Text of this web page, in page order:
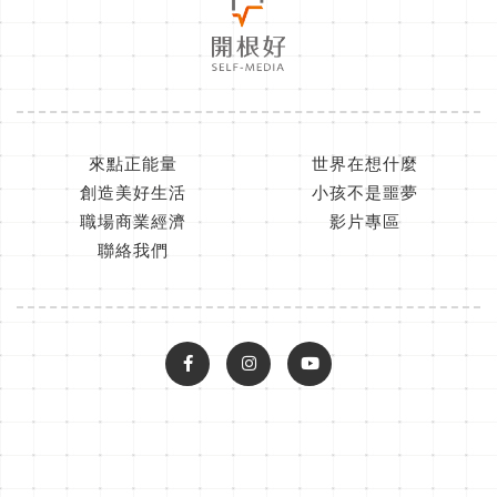
來點正能量
世界在想什麼
創造美好生活
小孩不是噩夢
職場商業經濟
影片專區
聯絡我們